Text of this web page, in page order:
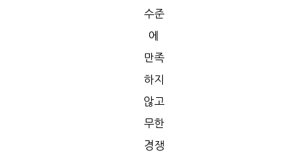
수준
에
만족
하지
않고
무한
경쟁